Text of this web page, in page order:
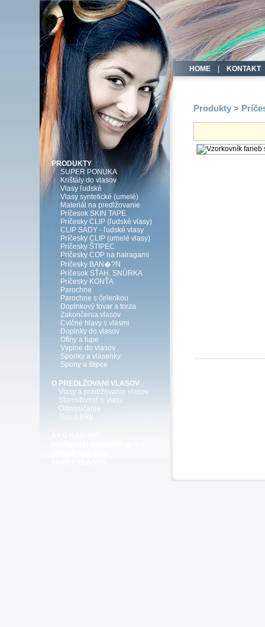
HOME| KONTAKT
PRODUKTY
SUPER PONUKA
Krištály do vlasov
Vlasy ľudské
Vlasy syntetické (umelé)
Materiál na predlžovanie
Príčesok SKIN TAPE
Príčesky CLIP (ľudské vlasy)
CLIP SADY - ľudské vlasy
Príčesky CLIP (umelé vlasy)
Príčesky ŠTIPEC
Príčesky COP na hairagami
Príčesky BAN�?N
Príčesok SŤAH. SNÚRKA
Príčesky KONŤA
Parochne
Parochne s čelenkou
Doplnkový tovar a torza
Zakončenia vlasov
Cvičné hlavy s vlasmi
Doplnky do vlasov
Ofiny a tupe
Vyplne do vlasov
Sponky a vlásenky
Spony a štipce
O PREDLŽOVANÍ VLASOV
Vlasy a predlžovanie vlasov
Starostlivosť o vlasy
Odporúčania
Tipy a triky
Produkty >